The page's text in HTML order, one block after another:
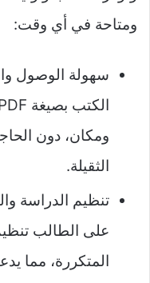
ومتاحة في أي وقت:
سهولة الوصول
ومكان، دون
الثقيلة.
تنظيم الدراسة
على الطالب
المتكررة، مما